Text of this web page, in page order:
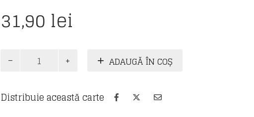
31,90 lei
Geografie
de
ADAUGĂ ÎN COȘ
Distribuie această carte